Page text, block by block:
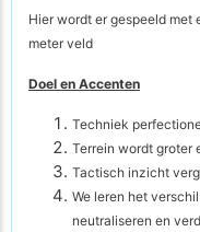
Hier wordt er gespeeld met
meter veld
Doel en Accenten
Techniek
Terrein wordt groter
Tactisch inzicht
We leren het
neutraliseren en